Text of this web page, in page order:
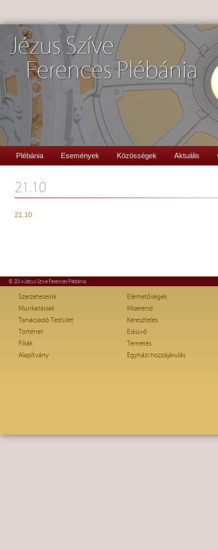
Jézus Szíve
Ferences Plébánia
Plébánia Események Közösségek Aktuális
21.10
21.10
© 2014 Jézus Szíve Ferences Plébánia
Szerzeteseink
Munkatársak
Tanácsadó Testület
Történet
Fíliák
Alapítvány
Elérhetőségek
Miserend
Keresztelés
Esküvő
Temetés
Egyházi hozzájárulás